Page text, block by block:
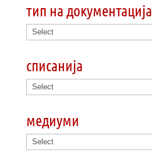
тип на документација
списанија
медиуми